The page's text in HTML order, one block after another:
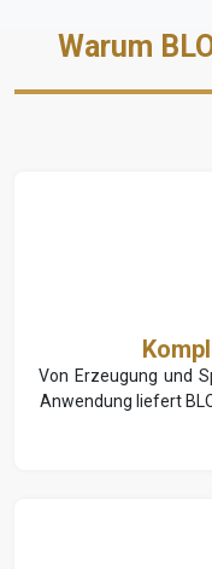
Warum
Von Erzeugung und
Anwendung liefert